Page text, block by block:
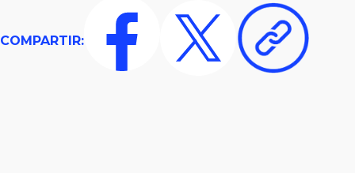
COMPARTIR: